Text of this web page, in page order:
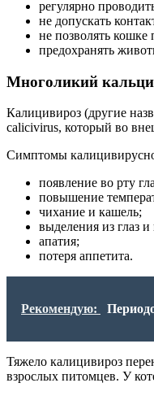
регулярно
не допускать
не позволять кошке
предохранять
Многоликий
Калицивироз (другие
calicivirus, который во
Симптомы
появление во рту
повышение
чихание и кашель;
выделения из глаз и
апатия;
потеря аппетита.
Рекомендую:
Тяжело калицивироз
взрослых питомцев. У